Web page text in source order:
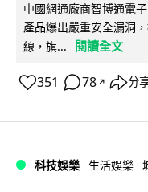
中國網通廠商智博通電
產品爆出嚴重安全漏洞
線，旗...
閱讀全文
351 78 ↗ 分
科技娛樂 生活娛樂